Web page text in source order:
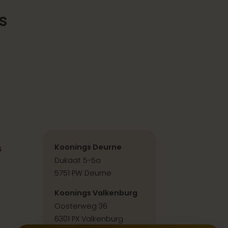
Koonings Deurne
Dukaat 5-5a
5751 PW Deurne
Koonings Valkenburg
Oosterweg 36
6301 PX Valkenburg